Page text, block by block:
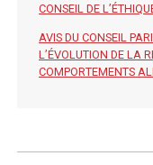
CONSEIL DE
AVIS DU CONSEIL
L’ÉVOLUTION DE LA
COMPORTEMENTS